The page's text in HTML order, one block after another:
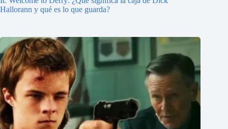
Hallorann y qué es lo que guarda?